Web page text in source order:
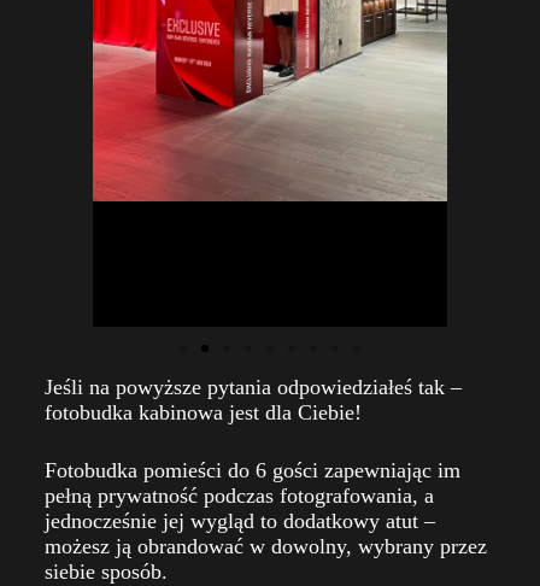
Jeśli na powyższe pytania odpowiedziałeś tak –
fotobudka kabinowa jest dla Ciebie!
Fotobudka pomieści do 6 gości zapewniając im
pełną prywatność podczas fotografowania, a
jednocześnie jej wygląd to dodatkowy atut –
możesz ją obrandować w dowolny, wybrany przez
siebie sposób.